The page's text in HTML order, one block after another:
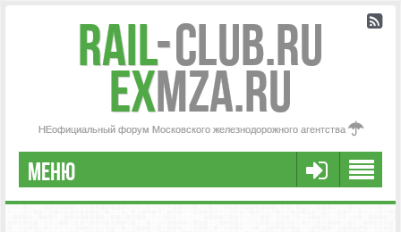
Rail-Club.RU
exMZA.RU
НЕофициальный форум Московского железнодорожного агентства
МЕНЮ
РЕГИСТРАЦИЯ